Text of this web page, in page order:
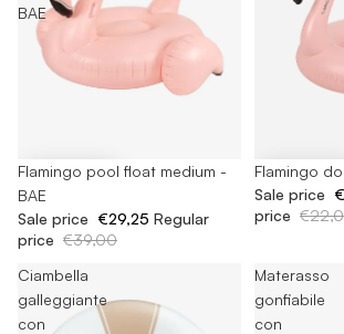
BAE
-25%
Flamingo pool float medium -
BAE
Sale price €29,25 Regular
price €39,00
-25%
Flamingo
Sale price
price
Ciambella
galleggiante
con
Materasso
gonfiabile
con